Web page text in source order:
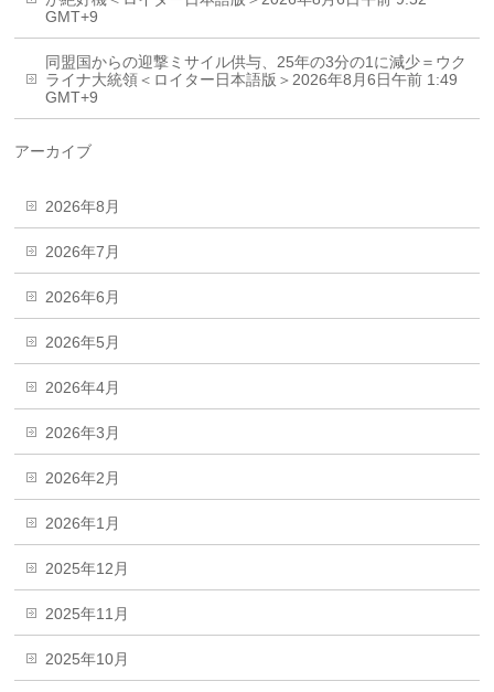
GMT+9
同盟国からの迎撃ミサイル供与、25年の3分の1に減少＝ウク
ライナ大統領＜ロイター日本語版＞2026年8月6日午前 1:49
GMT+9
アーカイブ
2026年8月
2026年7月
2026年6月
2026年5月
2026年4月
2026年3月
2026年2月
2026年1月
2025年12月
2025年11月
2025年10月